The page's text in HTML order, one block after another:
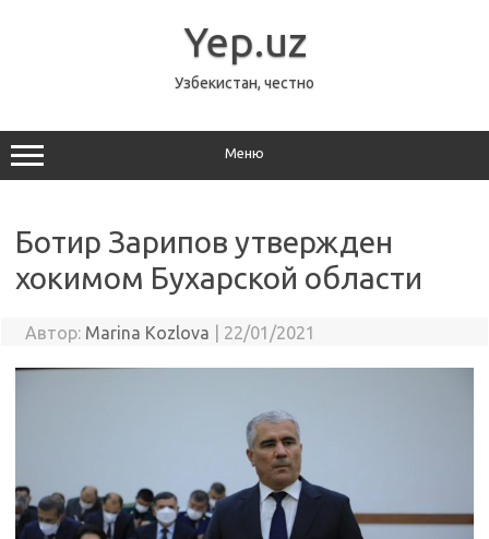
Yep.uz
Узбекистан, честно
Меню
Ботир Зарипов утвержден
хокимом Бухарской области
Автор: Marina Kozlova 22/01/2021